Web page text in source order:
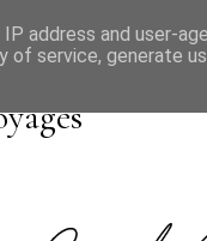
address and user-
of service, generate